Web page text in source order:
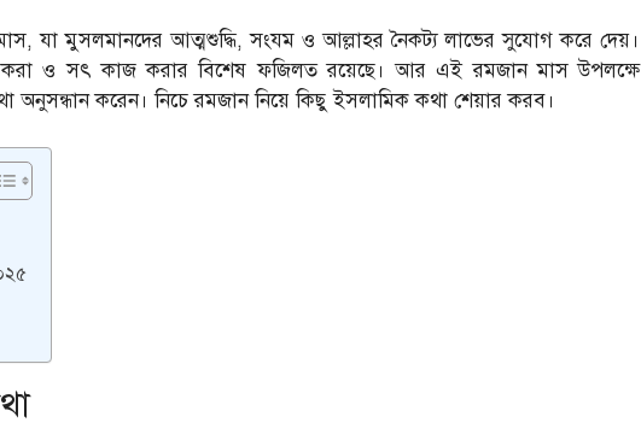
যা মুসলমানদের আত্মশুদ্ধি, সংযম ও আল্লাহর নৈকট্য লাভের সুযোগ করে দেয়।
ও সৎ কাজ করার বিশেষ ফজিলত রয়েছে। আর এই রমজান মাস উপলক্ষে
করেন। নিচে রমজান নিয়ে কিছু ইসলামিক কথা শেয়ার করব।